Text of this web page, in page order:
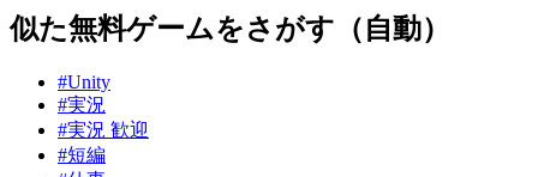
似た無料ゲームをさがす（自動）
#Unity
#実況
#実況 歓迎
#短編